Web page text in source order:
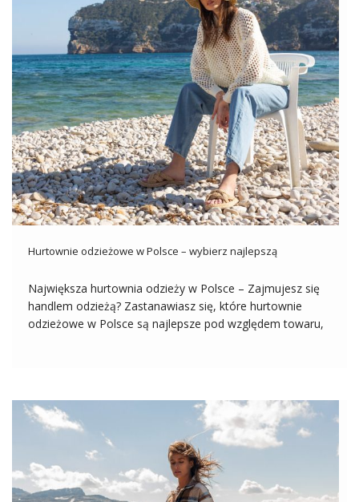
Hurtownie odzieżowe w Polsce – wybierz najlepszą
Największa hurtownia odzieży w Polsce – Zajmujesz się
handlem odzieżą? Zastanawiasz się, które hurtownie
odzieżowe w Polsce są najlepsze pod względem towaru,